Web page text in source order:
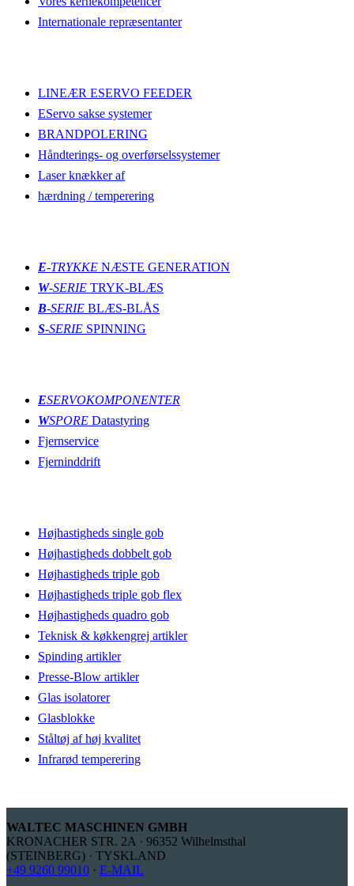
Internationale repræsentanter
LINEÆR ESERVO FEEDER
EServo sakse systemer
BRANDPOLERING
Håndterings- og overførselssystemer
Laser knækker af
hærdning / temperering
E-TRYKKE NÆSTE GENERATION
W-SERIE TRYK-BLÆS
B-SERIE BLÆS-BLÅS
S-SERIE SPINNING
ESERVOKOMPONENTER
WSPORE Datastyring
Fjernservice
Fjerninddrift
Højhastigheds single gob
Højhastigheds dobbelt gob
Højhastigheds triple gob
Højhastigheds triple gob flex
Højhastigheds quadro gob
Teknisk & køkkengrej artikler
Spinding artikler
Presse-Blow artikler
Glas isolatorer
Glasblokke
Ståltøj af høj kvalitet
Infrarød temperering
WALTEC MASCHINEN GMBH
KRONACHER STR. 2A · 96352 Wilhelmsthal
(STEINBERG) · TYSKLAND
+49 9260 99010 · E-MAIL